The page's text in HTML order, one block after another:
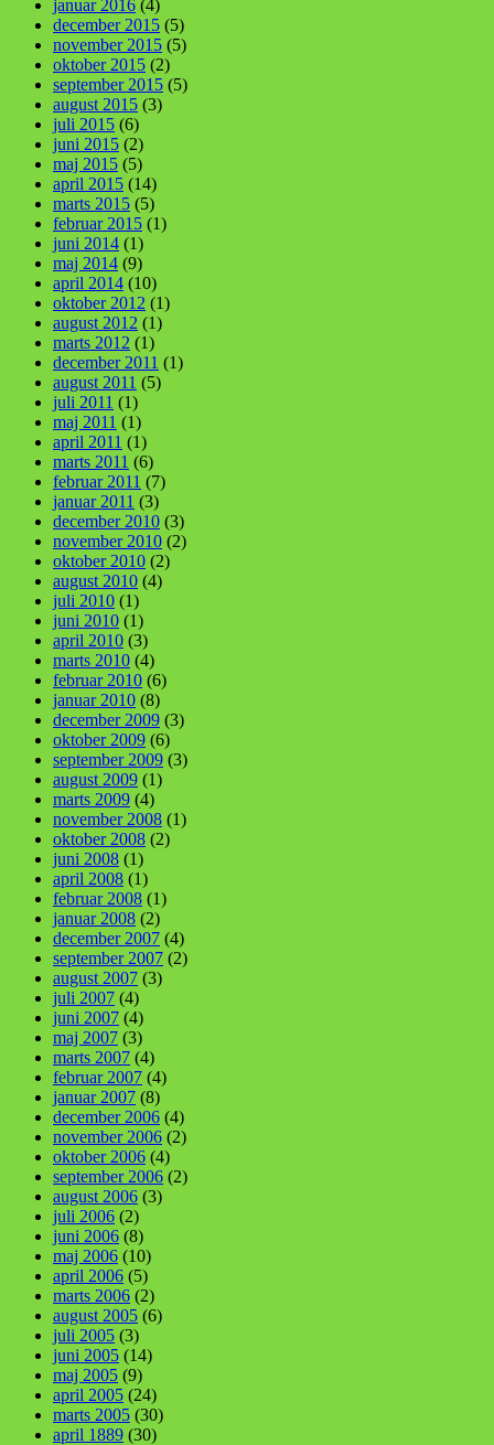
januar 2016 (4)
december 2015 (5)
november 2015 (5)
oktober 2015 (2)
september 2015 (5)
august 2015 (3)
juli 2015 (6)
juni 2015 (2)
maj 2015 (5)
april 2015 (14)
marts 2015 (5)
februar 2015 (1)
juni 2014 (1)
maj 2014 (9)
april 2014 (10)
oktober 2012 (1)
august 2012 (1)
marts 2012 (1)
december 2011 (1)
august 2011 (5)
juli 2011 (1)
maj 2011 (1)
april 2011 (1)
marts 2011 (6)
februar 2011 (7)
januar 2011 (3)
december 2010 (3)
november 2010 (2)
oktober 2010 (2)
august 2010 (4)
juli 2010 (1)
juni 2010 (1)
april 2010 (3)
marts 2010 (4)
februar 2010 (6)
januar 2010 (8)
december 2009 (3)
oktober 2009 (6)
september 2009 (3)
august 2009 (1)
marts 2009 (4)
november 2008 (1)
oktober 2008 (2)
juni 2008 (1)
april 2008 (1)
februar 2008 (1)
januar 2008 (2)
december 2007 (4)
september 2007 (2)
august 2007 (3)
juli 2007 (4)
juni 2007 (4)
maj 2007 (3)
marts 2007 (4)
februar 2007 (4)
januar 2007 (8)
december 2006 (4)
november 2006 (2)
oktober 2006 (4)
september 2006 (2)
august 2006 (3)
juli 2006 (2)
juni 2006 (8)
maj 2006 (10)
april 2006 (5)
marts 2006 (2)
august 2005 (6)
juli 2005 (3)
juni 2005 (14)
maj 2005 (9)
april 2005 (24)
marts 2005 (30)
april 1889 (30)